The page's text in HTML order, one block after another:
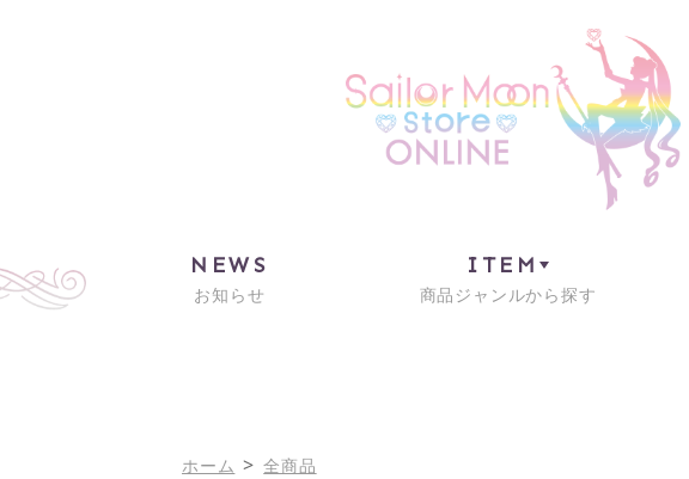
NEWS
お知らせ
ITEM
商品ジャンルから探す
ホーム > 全商品